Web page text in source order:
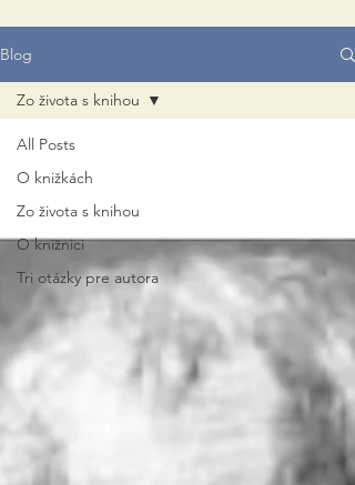
Blog
All Posts
O knižkách
Zo života s knihou
O knižnici
Tri otázky pre autora
Zo života s knihou